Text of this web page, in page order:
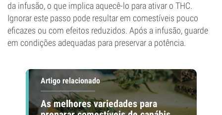
da infusão, o que implica aquecê-lo para ativar o THC.
Ignorar este passo pode resultar em comestíveis pouco
eficazes ou com efeitos reduzidos. Após a infusão, guarde
em condições adequadas para preservar a potência.
Artigo relacionado
As melhores variedades para